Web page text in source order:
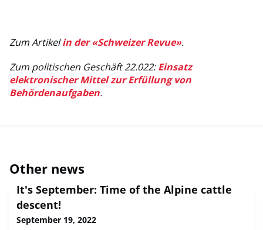
Zum Artikelin der «Schweizer Revue».
Zum politischen Geschäft 22.022:Einsatz
elektronischer Mittel zur Erfüllung von
Behördenaufgaben.
Other news
It's September: Time of the Alpine cattle
descent!
September 19, 2022